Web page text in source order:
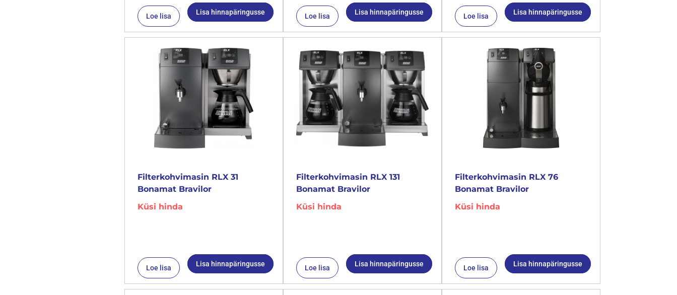
Loe lisa Lisa hinnapäringusse Loe lisa Lisa hinnapäringusse Loe lisa Lisa hinnapäringusse
Filterkohvimasin RLX 31
Bonamat Bravilor
Küsi hinda
Loe lisa Lisa hinnapäringusse
Filterkohvimasin RLX 131
Bonamat Bravilor
Küsi hinda
Loe lisa Lisa hinnapäringusse
Filterkohvimasin RLX 76
Bonamat Bravilor
Küsi hinda
Loe lisa Lisa hinnapäringusse